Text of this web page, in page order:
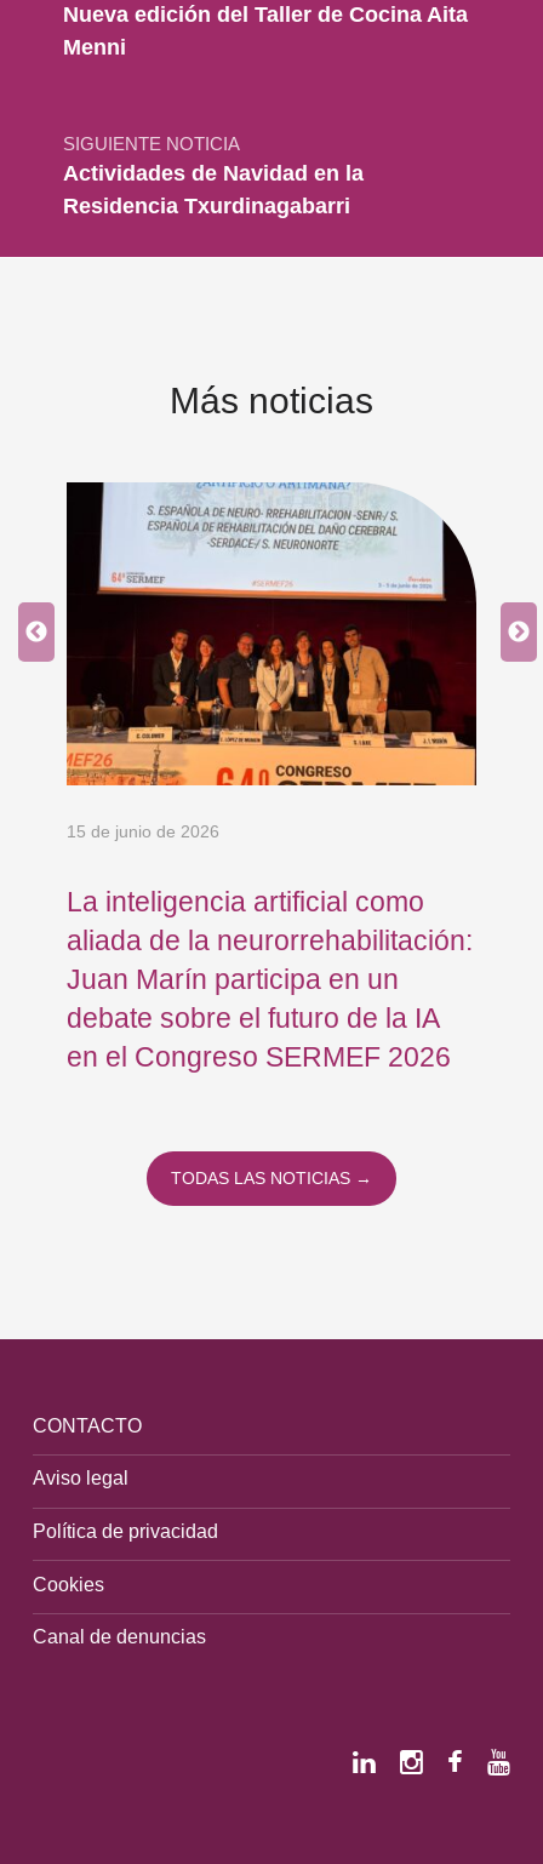
Nueva edición del Taller de Cocina Aita
Menni
SIGUIENTE NOTICIA
Actividades de Navidad en la
Residencia Txurdinagabarri
Más noticias
15 de junio de 2026
La inteligencia artificial como
aliada de la neurorrehabilitación:
Juan Marín participa en un
debate sobre el futuro de la IA
en el Congreso SERMEF 2026
TODAS LAS NOTICIAS →
CONTACTO
Aviso legal
Política de privacidad
Cookies
Canal de denuncias